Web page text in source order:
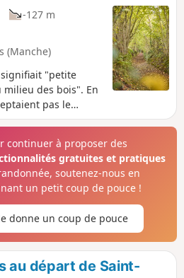
-127 m
(Manche)
signifiait "petite
des bois". En
pas le
lors de la
plus de soldats), la
fut rayée du
France. L'église fut
cercueils de plomb
continuer à proposer des
gratuites et pratiques
soutenez-nous en
un petit coup de pouce !
donne un coup de pouce
au départ de Saint-